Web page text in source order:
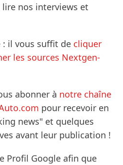
nos interviews et
: il vous suffit de cliquer
les sources Nextgen-
abonner à notre chaîne
pour recevoir en
news" et quelques
avant leur publication !
Profil Google afin que